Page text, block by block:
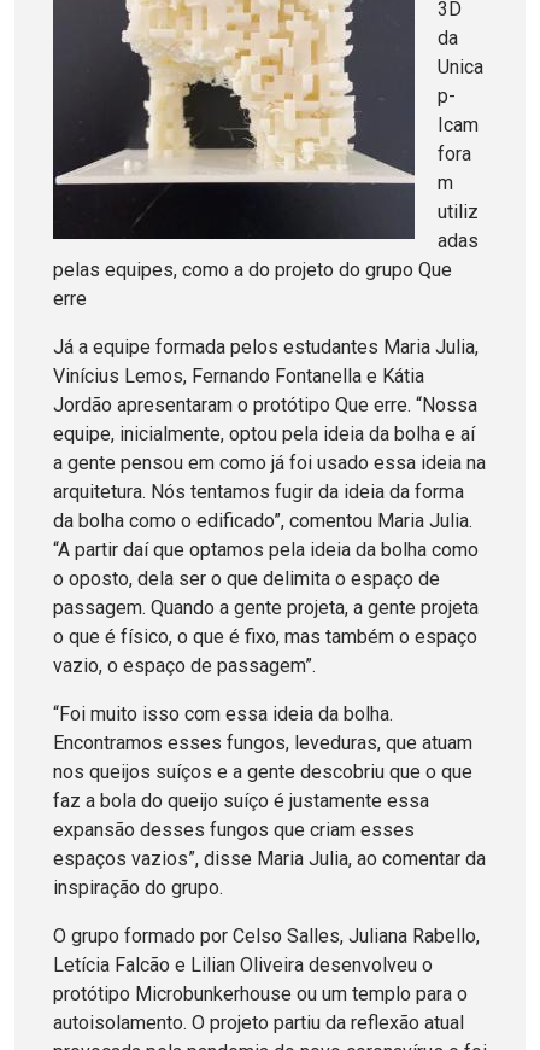
3D
da
Unica
p-
Icam
fora
m
utiliz
adas
pelas equipes, como a do projeto do grupo Que
erre
Já a equipe formada pelos estudantes Maria Julia,
Vinícius Lemos, Fernando Fontanella e Kátia
Jordão apresentaram o protótipo Que erre. “Nossa
equipe, inicialmente, optou pela ideia da bolha e aí
a gente pensou em como já foi usado essa ideia na
arquitetura. Nós tentamos fugir da ideia da forma
da bolha como o edificado”, comentou Maria Julia.
“A partir daí que optamos pela ideia da bolha como
o oposto, dela ser o que delimita o espaço de
passagem. Quando a gente projeta, a gente projeta
o que é físico, o que é fixo, mas também o espaço
vazio, o espaço de passagem”.
“Foi muito isso com essa ideia da bolha.
Encontramos esses fungos, leveduras, que atuam
nos queijos suíços e a gente descobriu que o que
faz a bola do queijo suíço é justamente essa
expansão desses fungos que criam esses
espaços vazios”, disse Maria Julia, ao comentar da
inspiração do grupo.
O grupo formado por Celso Salles, Juliana Rabello,
Letícia Falcão e Lilian Oliveira desenvolveu o
protótipo Microbunkerhouse ou um templo para o
autoisolamento. O projeto partiu da reflexão atual